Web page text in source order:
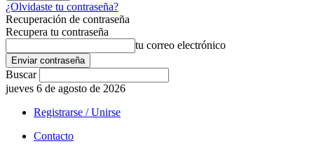
¿Olvidaste tu contraseña?
Recuperación de contraseña
Recupera tu contraseña
tu correo electrónico
Buscar
jueves 6 de agosto de 2026
Registrarse / Unirse
Contacto